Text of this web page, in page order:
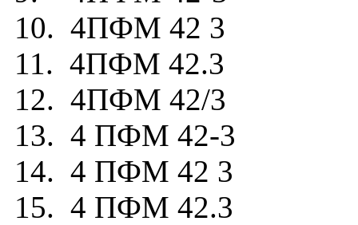
10. 4ПФМ 42 3
11. 4ПФМ 42.3
12. 4ПФМ 42/3
13. 4 ПФМ 42-3
14. 4 ПФМ 42 3
15. 4 ПФМ 42.3